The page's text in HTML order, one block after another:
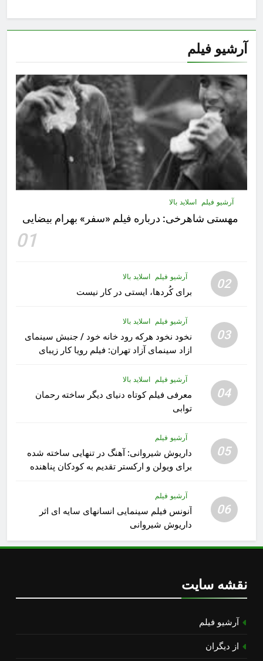
آرشیو فیلم
آرشیو فیلم اسلاید بالا
مهستى شاهرخى:‌ درباره فيلم «سفر» بهرام بیضایی
01
02 آرشیو فیلم اسلاید بالا
برای کُردها، ایستی در کار نیست
03
آرشیو فیلم اسلاید بالا
نخود نخود هرکه رود خانه خود / جنبش سینمای
ازاد سینمای آزاد تهران: فیلم رویا کار زیبای
04
آرشیو فیلم اسلاید بالا
معرفی فیلم کوتاه دنیای دیگر ساخته رحمان
توابی
05
آرشیو فیلم
داریوش شیروانی: آهنگ در تنهایی ساخته شده
برای ویولن و ارکستر تقدیم به کودکان پناهنده
06
آرشیو فیلم
آنونس فیلم سینمایی انسانهای سایه ای اثر
داریوش شیروانی
نقشه سایت
آرشیو فیلم
از دیگران